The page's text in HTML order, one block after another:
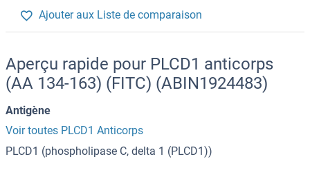
Ajouter aux Liste de comparaison
Aperçu rapide pour PLCD1 anticorps
(AA 134-163) (FITC) (ABIN1924483)
Antigène
Voir toutes PLCD1 Anticorps
PLCD1 (phospholipase C, delta 1 (PLCD1))